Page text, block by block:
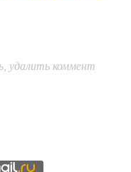
удалить коммент